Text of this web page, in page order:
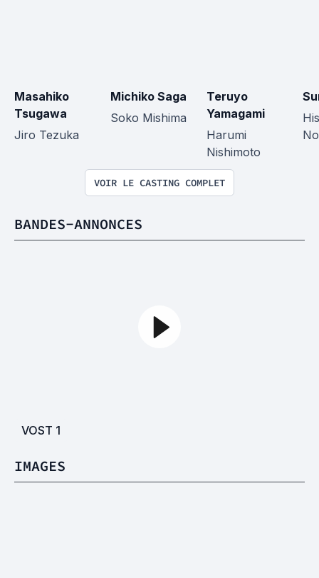
Masahiko
Tsugawa
Jiro Tezuka
Michiko Saga
Soko Mishima
Teruyo
Yamagami
Harumi
Nishimoto
VOIR LE CASTING COMPLET
BANDES-ANNONCES
VOST 1
IMAGES